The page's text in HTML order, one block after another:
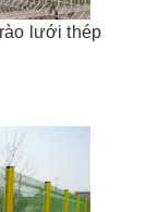
lưới thép